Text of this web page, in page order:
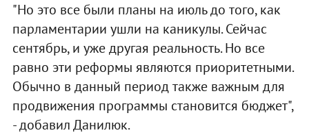
"Но это все были планы на июль до того, как
парламентарии ушли на каникулы. Сейчас
сентябрь, и уже другая реальность. Но все
равно эти реформы являются приоритетными.
Обычно в данный период также важным для
продвижения программы становится бюджет",
- добавил Данилюк.